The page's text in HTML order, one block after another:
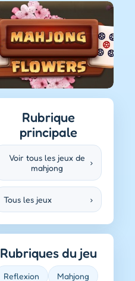
Rubrique
principale
Voir tous les jeux de
mahjong
›
Tous les jeux ›
Rubriques du jeu
Reflexion Mahjong